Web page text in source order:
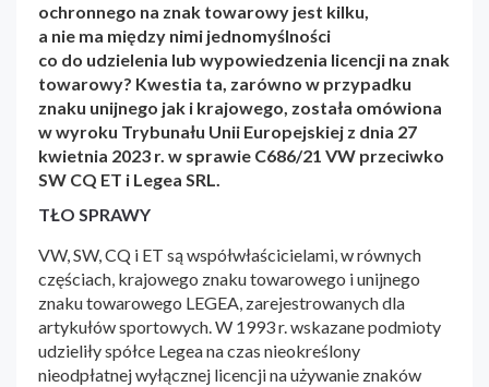
ochronnego na znak towarowy jest kilku,
a nie ma między nimi jednomyślności
co do udzielenia lub wypowiedzenia licencji na znak
towarowy? Kwestia ta, zarówno w przypadku
znaku unijnego jak i krajowego, została omówiona
w wyroku Trybunału Unii Europejskiej z dnia 27
kwietnia 2023 r. w sprawie C686/21 VW przeciwko
SW CQ ET i Legea SRL.
TŁO SPRAWY
VW, SW, CQ i ET są współwłaścicielami, w równych
częściach, krajowego znaku towarowego i unijnego
znaku towarowego LEGEA, zarejestrowanych dla
artykułów sportowych. W 1993 r. wskazane podmioty
udzieliły spółce Legea na czas nieokreślony
nieodpłatnej wyłącznej licencji na używanie znaków